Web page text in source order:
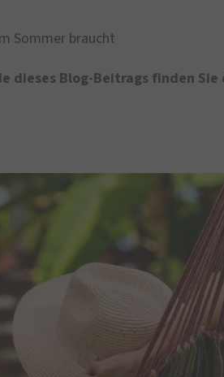
Sommer braucht
dieses Blog-Beitrags finden Sie